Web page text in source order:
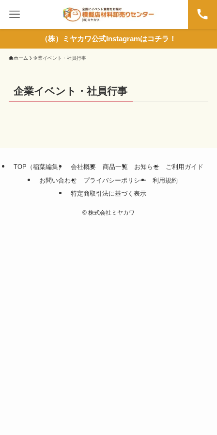
（株）ミヤカワ公式Instagramはコチラ！
ホーム 企業イベント・社員行事
企業イベント・社員行事
TOP（稲葉編集） 会社概要 商品一覧 お知らせ
ご利用ガイド
お問い合わせ
プライバシーポリシー
利用規約
特定商取引法に基づく表示
© 株式会社ミヤカワ